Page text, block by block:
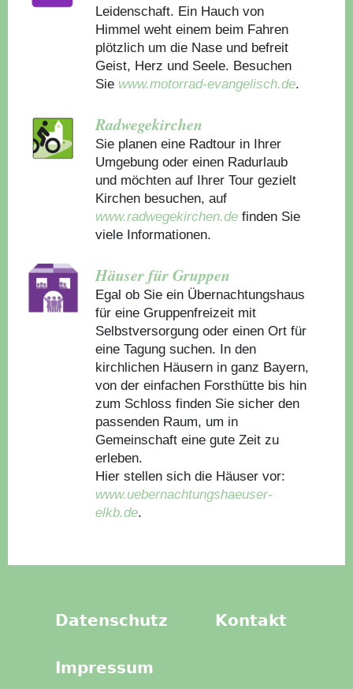
Leidenschaft. Ein Hauch von
Himmel weht einem beim Fahren
plötzlich um die Nase und befreit
Geist, Herz und Seele. Besuchen
Sie www.motorrad-evangelisch.de.
Radwegekirchen
Sie planen eine Radtour in Ihrer
Umgebung oder einen Radurlaub
und möchten auf Ihrer Tour gezielt
Kirchen besuchen, auf
www.radwegekirchen.de finden Sie
viele Informationen.
Häuser für Gruppen
Egal ob Sie ein Übernachtungshaus
für eine Gruppenfreizeit mit
Selbstversorgung oder einen Ort für
eine Tagung suchen. In den
kirchlichen Häusern in ganz Bayern,
von der einfachen Forsthütte bis hin
zum Schloss finden Sie sicher den
passenden Raum, um in
Gemeinschaft eine gute Zeit zu
erleben.
Hier stellen sich die Häuser vor:
www.uebernachtungshaeuser-
elkb.de.
Datenschutz Kontakt
Impressum